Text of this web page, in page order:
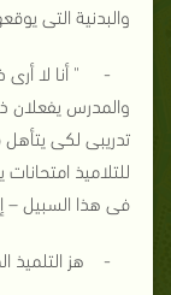
والبدنية التى
- " أنا لا أرى
والمدرس يفعلان
تدريبى لكى
للتلاميذ
فى هذا السبيل –
- هز التلميذ